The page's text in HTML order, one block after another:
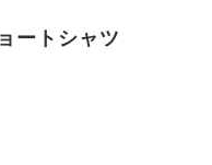
ートシャツ